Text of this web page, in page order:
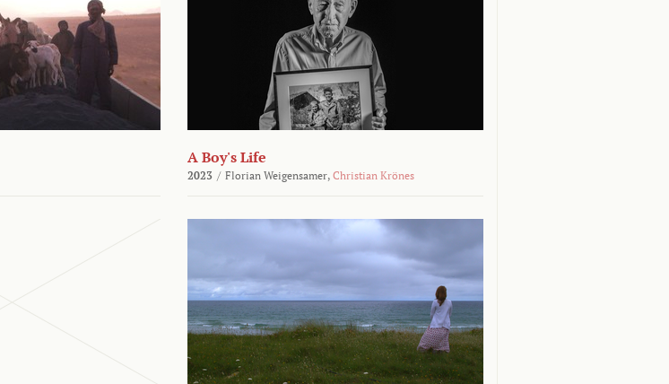
A Boy's Life
2023 / Florian Weigensamer, Christian Krönes